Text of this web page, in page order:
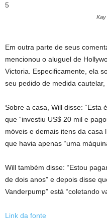
5
Kay
Em outra parte de seus
mencionou o aluguel de
Victoria. Especificamente, ela
seu pedido de medida cautelar,
Sobre a casa, Will disse: “Esta
que “investiu US$ 20 mil e
móveis e demais itens da casa
que havia apenas “uma
Will também disse: “Estou
de dois anos” e depois disse
Vanderpump” está “coletando
Link da fonte